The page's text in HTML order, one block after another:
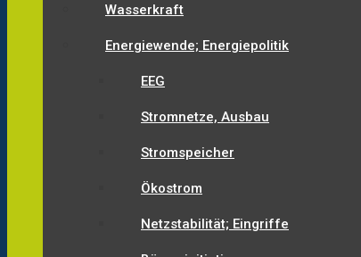
Wasserkraft
Energiewende; Energiepolitik
EEG
Stromnetze, Ausbau
Stromspeicher
Ökostrom
Netzstabilität; Eingriffe